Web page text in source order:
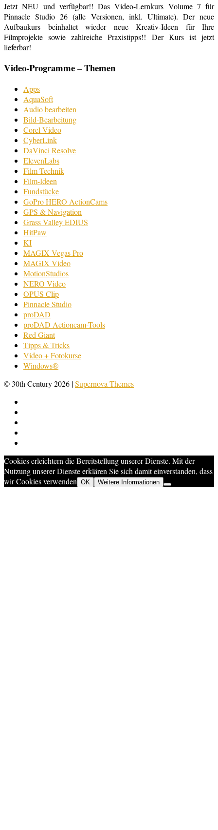
Jetzt NEU und verfügbar!! Das Video-Lernkurs Volume 7 für
Pinnacle Studio 26 (alle Versionen, inkl. Ultimate). Der neue
Aufbaukurs beinhaltet wieder neue Kreativ-Ideen für Ihre
Filmprojekte sowie zahlreiche Praxistipps!! Der Kurs ist jetzt
lieferbar!
Video-Programme – Themen
Apps
AquaSoft
Audio bearbeiten
Bild-Bearbeitung
Corel Video
CyberLink
DaVinci Resolve
ElevenLabs
Film Technik
Film-Ideen
Fundstücke
GoPro HERO ActionCams
GPS & Navigation
Grass Valley EDIUS
HitPaw
KI
MAGIX Vegas Pro
MAGIX Video
MotionStudios
NERO Video
OPUS Clip
Pinnacle Studio
proDAD
proDAD Actioncam-Tools
Red Giant
Tipps & Tricks
Video + Fotokurse
Windows®
© 30th Century 2026 |Supernova Themes
Cookies erleichtern die Bereitstellung unserer Dienste. Mit der
Nutzung unserer Dienste erklären Sie sich damit einverstanden, dass
wir Cookies verwenden OK Weitere Informationen